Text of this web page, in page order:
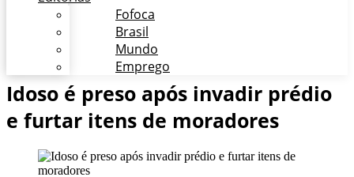
Fofoca
Brasil
Mundo
Emprego
Idoso é preso após invadir prédio
e furtar itens de moradores